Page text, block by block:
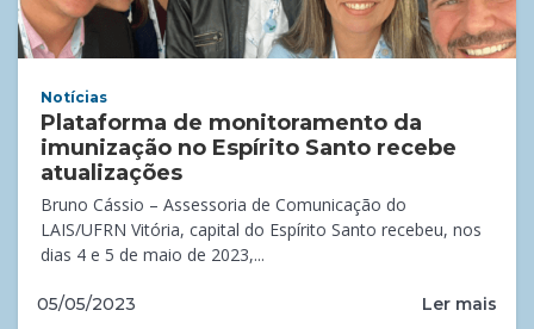
Notícias
Plataforma de monitoramento da
imunização no Espírito Santo recebe
atualizações
Bruno Cássio – Assessoria de Comunicação do
LAIS/UFRN Vitória, capital do Espírito Santo recebeu, nos
dias 4 e 5 de maio de 2023,...
05/05/2023 Ler mais